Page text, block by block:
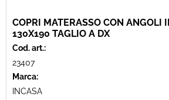
COPRI MATERASSO CON ANGOLI
130X190 TAGLIO A DX
Cod. art.:
23407
Marca:
INCASA